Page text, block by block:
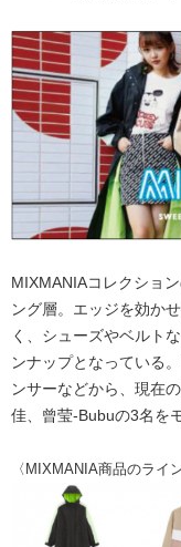
MIXMANIAコレクショ
ング層。エッジを効か
く、シューズやベルト
ンナップとなっている
ンサーなどから、現在
佳、曾莹-Bubuの3名を
〈MIXMANIA商品のライ